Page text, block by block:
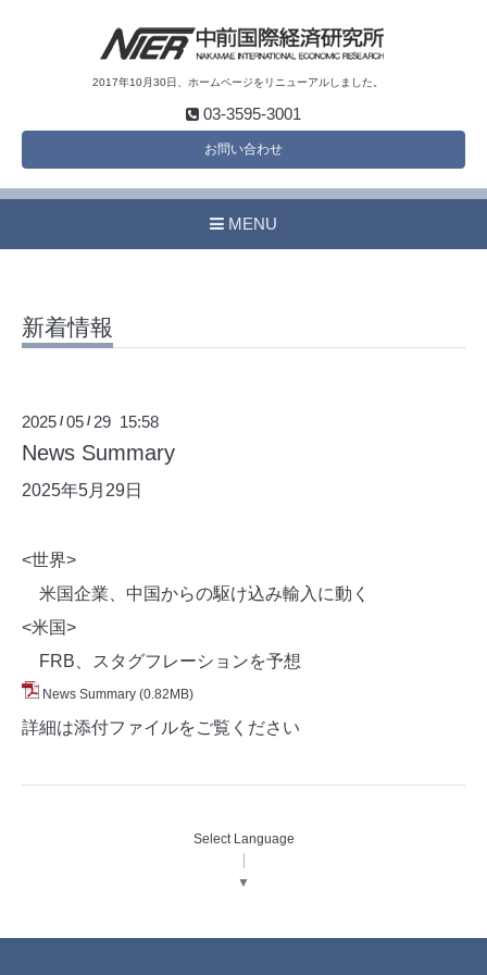
2017年10月30日、ホームページをリニューアルしました。
03-3595-3001
お問い合わせ
MENU
新着情報
2025 /05 / 29 15:58
News Summary
2025年5月29日
<世界>
米国企業、中国からの駆け込み輸入に動く
<米国>
FRB、スタグフレーションを予想
News Summary (0.82MB)
詳細は添付ファイルをご覧ください
Select Language
▼